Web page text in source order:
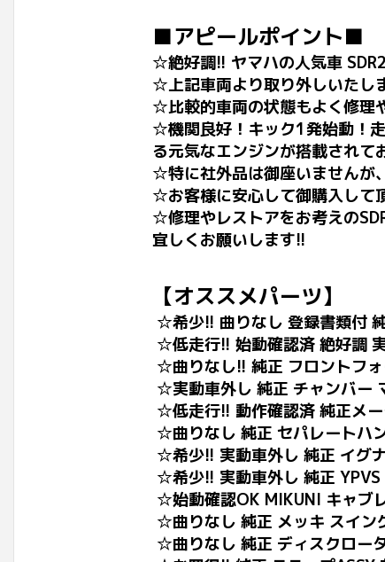
■アピールポイント■
☆絶好調!! ヤマハの人気車
☆上記車両より取り外しいたし
☆比較的車両の状態もよく修理
☆機関良好！キック1発始動！
る元気なエンジンが搭載されて
☆特に社外品は御座いませんが
☆お客様に安心して御購入して
☆修理やレストアをお考えの
宜しくお願いします!!
【オススメパーツ】
☆希少!! 曲りなし 登録書類付
☆低走行!! 始動確認済 絶好調
☆曲りなし!! 純正 フロントフ
☆実動車外し 純正 チャンバー
☆低走行!! 動作確認済 純正メ
☆曲りなし 純正 セパレートハ
☆希少!! 実動車外し 純正 イグ
☆希少!! 実動車外し 純正
☆始動確認OK MIKUNI キャブ
☆曲りなし 純正 メッキ スイン
☆曲りなし 純正 ディスクロー